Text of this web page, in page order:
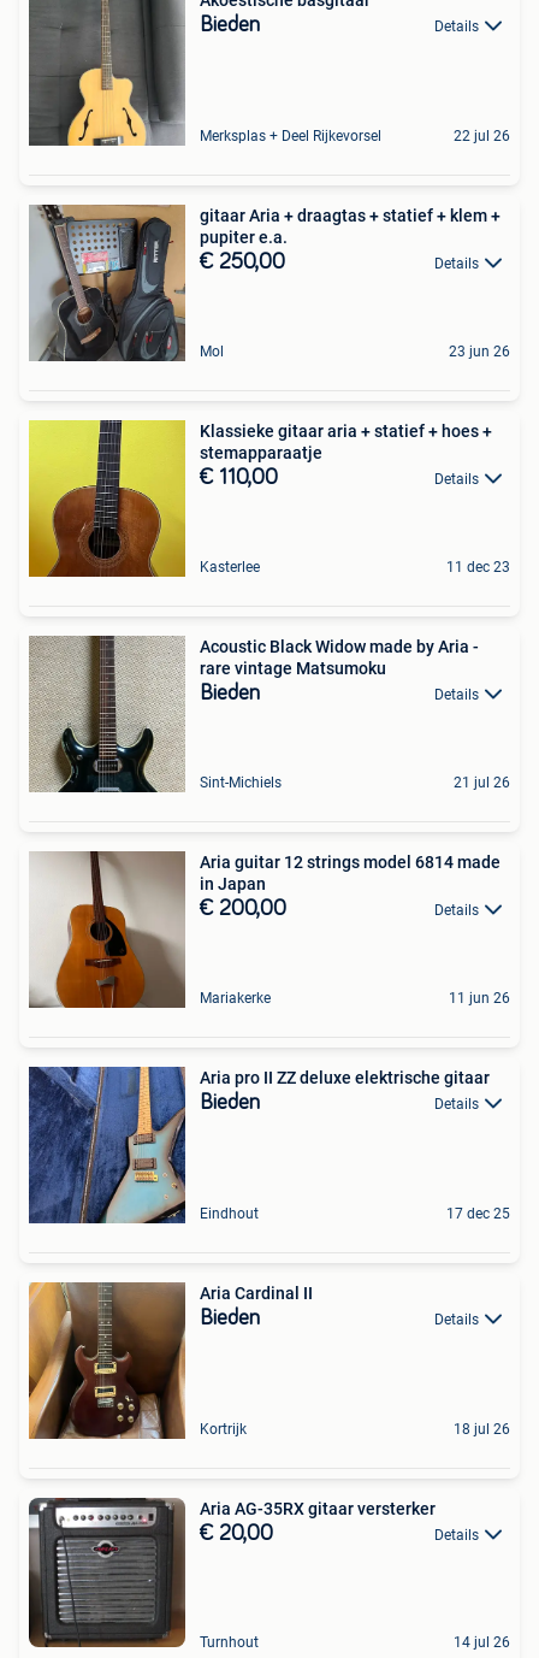
Bieden Details
Merksplas + Deel Rijkevorsel 22 jul 26
gitaar Aria + draagtas + statief + klem +
pupiter e.a.
€ 250,00 Details
Mol 23 jun 26
Klassieke gitaar aria + statief + hoes +
stemapparaatje
€ 110,00 Details
Kasterlee 11 dec 23
Acoustic Black Widow made by Aria -
rare vintage Matsumoku
Bieden Details
Sint-Michiels 21 jul 26
Aria guitar 12 strings model 6814 made
in Japan
€ 200,00 Details
Mariakerke 11 jun 26
Aria pro II ZZ deluxe elektrische gitaar
Bieden Details
Eindhout 17 dec 25
Aria Cardinal II
Bieden Details
Kortrijk 18 jul 26
Aria AG-35RX gitaar versterker
€ 20,00 Details
Turnhout 14 jul 26